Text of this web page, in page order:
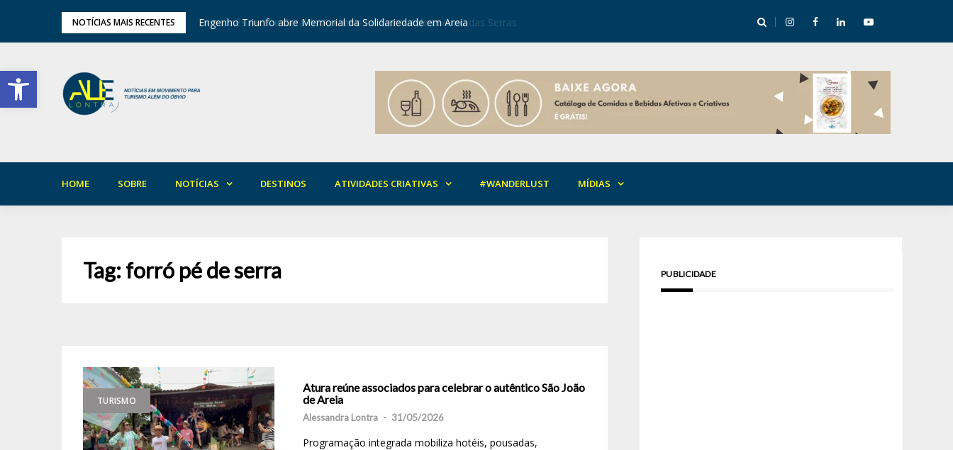
Barra de Ferramentas Aberta
NOTÍCIAS MAIS RECENTES
de Inverno das Serras Engenho Triunfo abre Memorial da Solidariedade em Areia Mirian Rocha abre mentoria de storytelling com 10 vagas
HOME SOBRE NOTÍCIAS DESTINOS ATIVIDADES CRIATIVAS #WANDERLUST MÍDIAS
Tag:forró pé de serra
TURISMO
Atura reúne associados para celebrar o autêntico São João
de Areia
Alessandra Lontra - 31/05/2026
Programação integrada mobiliza hotéis, pousadas,
PUBLICIDADE